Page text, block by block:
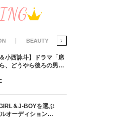
BEAUTY
＆小西詠斗】ドラマ「席
、どうやら後ろの男が
のこと好きらしい」放
タビュー♡ 「自然と詠
＆J-BOYを選ぶ
ルオーディション